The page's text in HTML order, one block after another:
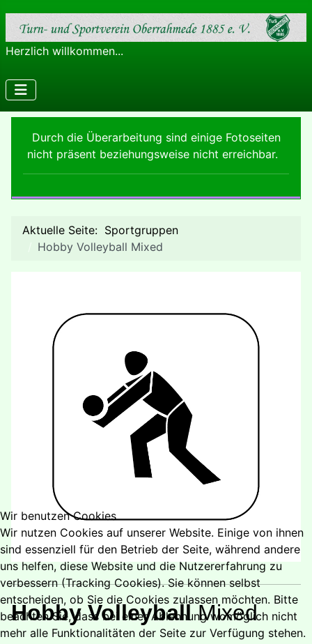
Herzlich willkommen...
Durch die Überarbeitung sind einige Fotoseiten
nicht präsent beziehungsweise nicht erreichbar.
Aktuelle Seite: Sportgruppen
Hobby Volleyball Mixed
Hobby VolleyballMixed
Wir benutzen Cookies
Wir nutzen Cookies auf unserer Website. Einige von ihnen
sind essenziell für den Betrieb der Seite, während andere
uns helfen, diese Website und die Nutzererfahrung zu
verbessern (Tracking Cookies). Sie können selbst
entscheiden, ob Sie die Cookies zulassen möchten. Bitte
beachten Sie, dass bei einer Ablehnung womöglich nicht
mehr alle Funktionalitäten der Seite zur Verfügung stehen.